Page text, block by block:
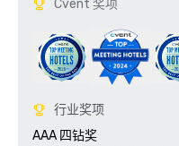
Cvent 奖项
行业奖项
AAA 四钻奖